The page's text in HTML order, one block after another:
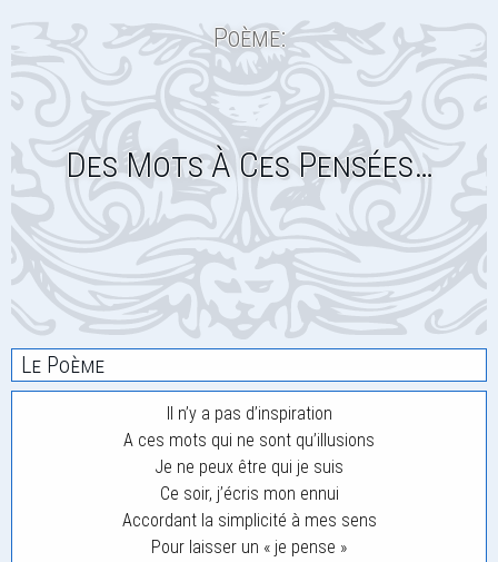
Poème:
Des Mots À Ces Pensées…
Le Poème
Il n’y a pas d’inspiration
A ces mots qui ne sont qu’illusions
Je ne peux être qui je suis
Ce soir, j’écris mon ennui
Accordant la simplicité à mes sens
Pour laisser un « je pense »